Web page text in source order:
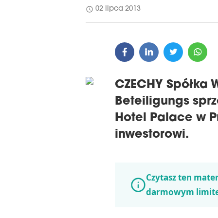
schedule 02 lipca 2013
CZECHY Spółka
Beteiligungs
Hotel Palace w
inwestorowi.
Czytasz ten
darmowym